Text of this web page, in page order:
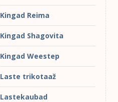
Kingad Reima
Kingad Shagovita
Kingad Weestep
Laste trikotaaž
Lastekaubad